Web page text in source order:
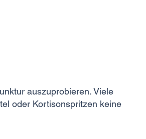
auszuprobieren. Viele
oder Kortisonspritzen keine